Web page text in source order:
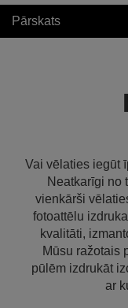
Pārskats
Vai vēlaties iegūt
Neatkarīgi no
vienkārši
fotoattēlu
kvalitāti,
Mūsu ražotais
pūlēm izdrukāt
ar